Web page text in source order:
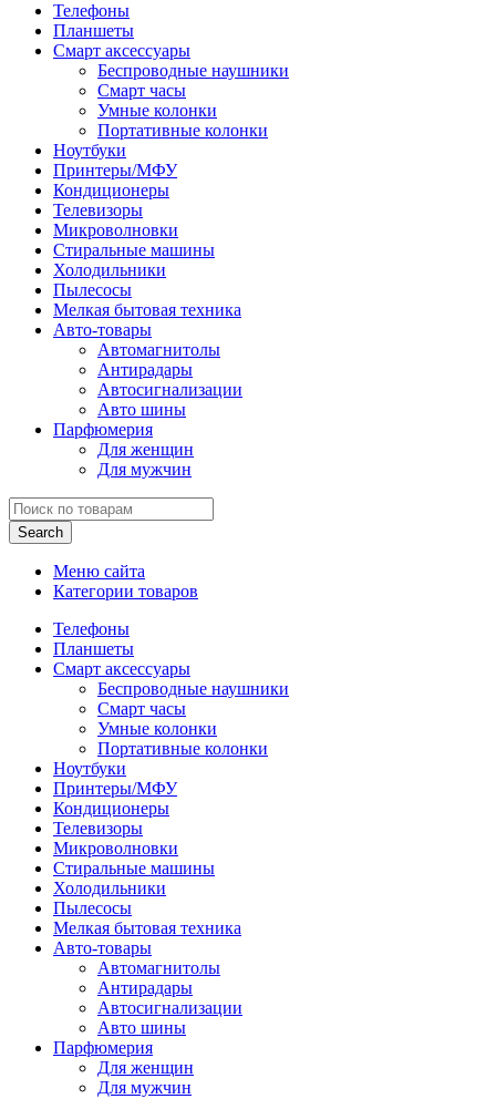
Телефоны
Планшеты
Смарт аксессуары
Беспроводные наушники
Смарт часы
Умные колонки
Портативные колонки
Ноутбуки
Принтеры/МФУ
Кондиционеры
Телевизоры
Микроволновки
Стиральные машины
Холодильники
Пылесосы
Мелкая бытовая техника
Авто-товары
Автомагнитолы
Антирадары
Автосигнализации
Авто шины
Парфюмерия
Для женщин
Для мужчин
Search
Меню сайта
Категории товаров
Телефоны
Планшеты
Смарт аксессуары
Беспроводные наушники
Смарт часы
Умные колонки
Портативные колонки
Ноутбуки
Принтеры/МФУ
Кондиционеры
Телевизоры
Микроволновки
Стиральные машины
Холодильники
Пылесосы
Мелкая бытовая техника
Авто-товары
Автомагнитолы
Антирадары
Автосигнализации
Авто шины
Парфюмерия
Для женщин
Для мужчин